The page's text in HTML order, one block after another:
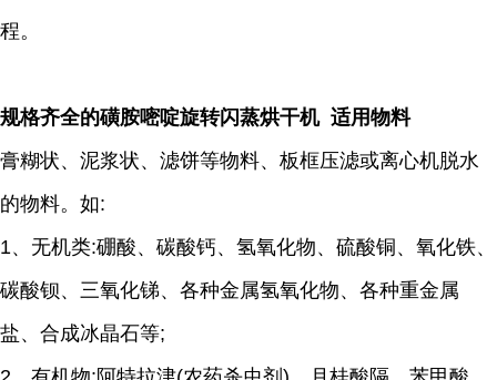
程。
规格齐全的磺胺嘧啶旋转闪蒸烘干机 适用物料
膏糊状、泥浆状、滤饼等物料、板框压滤或离心机脱水
的物料。如:
1、无机类:硼酸、碳酸钙、氢氧化物、硫酸铜、氧化铁、
碳酸钡、三氧化锑、各种金属氢氧化物、各种重金属
盐、合成冰晶石等;